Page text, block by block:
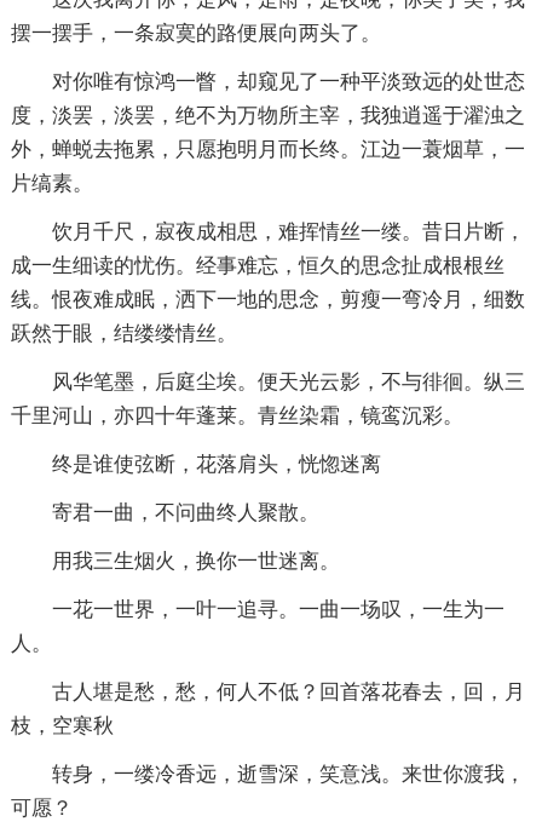
摆一摆手，一条寂寞的路便展向两头了。
对你唯有惊鸿一瞥，却窥见了一种平淡致远的处世态
度，淡罢，淡罢，绝不为万物所主宰，我独逍遥于濯浊之
外，蝉蜕去拖累，只愿抱明月而长终。江边一蓑烟草，一
片缟素。
饮月千尺，寂夜成相思，难挥情丝一缕。昔日片断，
成一生细读的忧伤。经事难忘，恒久的思念扯成根根丝
线。恨夜难成眠，洒下一地的思念，剪瘦一弯冷月，细数
跃然于眼，结缕缕情丝。
风华笔墨，后庭尘埃。便天光云影，不与徘徊。纵三
千里河山，亦四十年蓬莱。青丝染霜，镜鸾沉彩。
终是谁使弦断，花落肩头，恍惚迷离
寄君一曲，不问曲终人聚散。
用我三生烟火，换你一世迷离。
一花一世界，一叶一追寻。一曲一场叹，一生为一
人。
古人堪是愁，愁，何人不低？回首落花春去，回，月
枝，空寒秋
转身，一缕冷香远，逝雪深，笑意浅。来世你渡我，
可愿？